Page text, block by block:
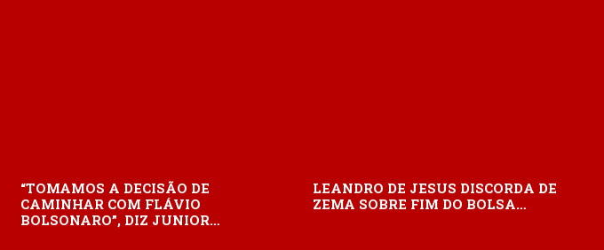
“TOMAMOS A DECISÃO DE
CAMINHAR COM FLÁVIO
BOLSONARO”, DIZ JUNIOR…
LEANDRO DE JESUS DISCORDA DE
ZEMA SOBRE FIM DO BOLSA…